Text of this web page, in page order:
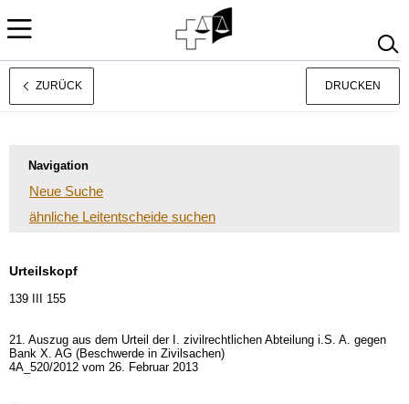
Français
ZURÜCK DRUCKEN
Navigation
Neue Suche
ähnliche Leitentscheide suchen
Urteilskopf
139 III 155
21. Auszug aus dem Urteil der I. zivilrechtlichen Abteilung i.S. A. gegen
Bank X. AG (Beschwerde in Zivilsachen)
4A_520/2012 vom 26. Februar 2013